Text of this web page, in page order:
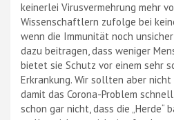
keinerlei Virusvermehrung mehr
Wissenschaftlern zufolge bei
wenn die Immunität noch
dazu beitragen, dass weniger
bietet sie Schutz vor einem sehr
Erkrankung. Wir sollten aber nicht
damit das Corona-Problem
schon gar nicht, dass die „Herde“